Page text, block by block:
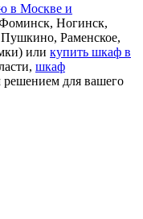
в Москве и
Ногинск,
Раменское,
или купить шкаф в
шкаф
для вашего